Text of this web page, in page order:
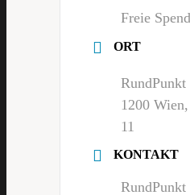
Freie
ORT
RundPunkt
1200
11
KONTAKT
RundPunkt